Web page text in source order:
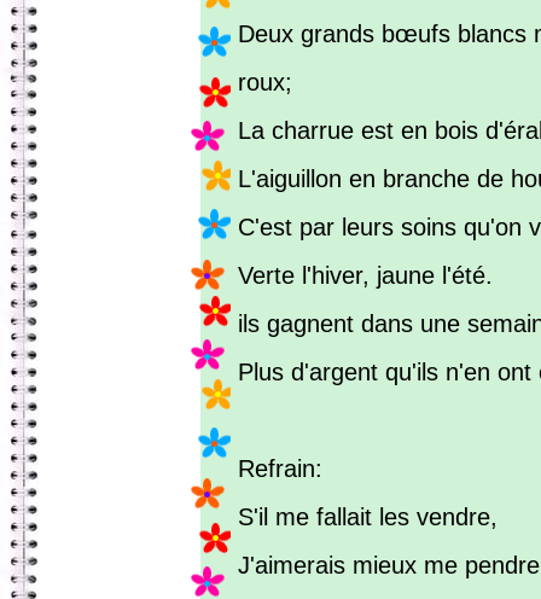
Deux grands bœufs blancs
roux;
La charrue est en bois
L'aiguillon en branche de
C'est par leurs soins qu'on
Verte l'hiver, jaune l'été.
ils gagnent dans une
Plus d'argent qu'ils n'en ont
Refrain:
S'il me fallait les vendre,
J'aimerais mieux me